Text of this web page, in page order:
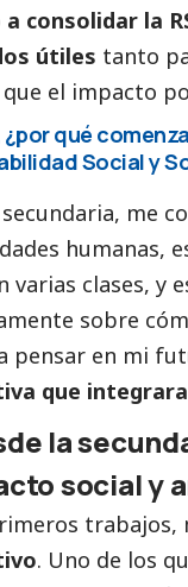
a consolidar la
útiles tanto
el impacto
qué
Socialy
me
humanas,
varias clases, y
sobre
pensar en mi
que
la
socialy
trabajos,
. Uno de los